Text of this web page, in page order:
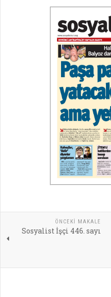
ÖNCEKI MAKALE
Sosyalist İşçi 446. sayı